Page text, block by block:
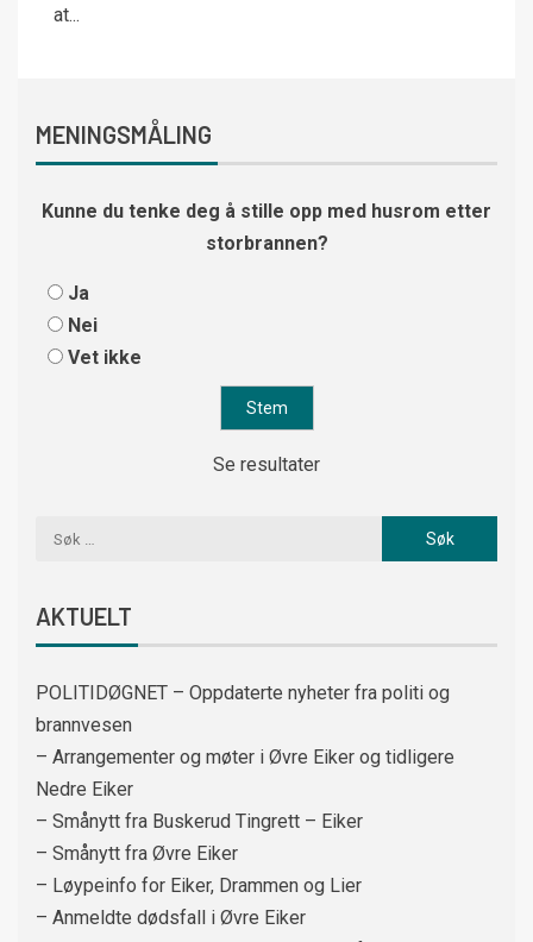
at...
MENINGSMÅLING
Kunne du tenke deg å stille opp med husrom etter
storbrannen?
Ja
Nei
Vet ikke
Se resultater
AKTUELT
POLITIDØGNET – Oppdaterte nyheter fra politi og
brannvesen
– Arrangementer og møter i Øvre Eiker og tidligere
Nedre Eiker
– Smånytt fra Buskerud Tingrett – Eiker
– Smånytt fra Øvre Eiker
– Løypeinfo for Eiker, Drammen og Lier
– Anmeldte dødsfall i Øvre Eiker